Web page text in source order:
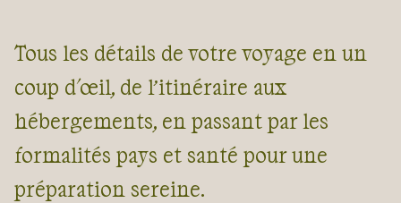
Tous les détails de votre voyage en un
coup d'œil, de l’itinéraire aux
hébergements, en passant par les
formalités pays et santé pour une
préparation sereine.